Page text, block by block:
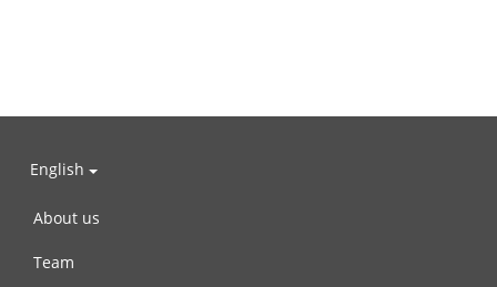
English
About us
Team